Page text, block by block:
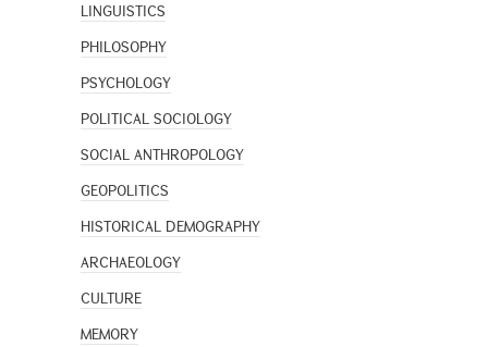
LINGUISTICS
PHILOSOPHY
PSYCHOLOGY
POLITICAL SOCIOLOGY
SOCIAL ANTHROPOLOGY
GEOPOLITICS
HISTORICAL DEMOGRAPHY
ARCHAEOLOGY
CULTURE
MEMORY